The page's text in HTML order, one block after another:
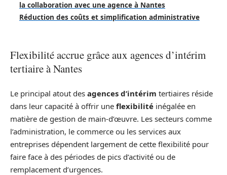
la collaboration avec une agence à Nantes
Réduction des coûts et simplification administrative
Flexibilité accrue grâce aux agences d’intérim
tertiaire à Nantes
Le principal atout des agences d’intérim tertiaires réside
dans leur capacité à offrir une flexibilité inégalée en
matière de gestion de main-d’œuvre. Les secteurs comme
l’administration, le commerce ou les services aux
entreprises dépendent largement de cette flexibilité pour
faire face à des périodes de pics d’activité ou de
remplacement d’urgences.